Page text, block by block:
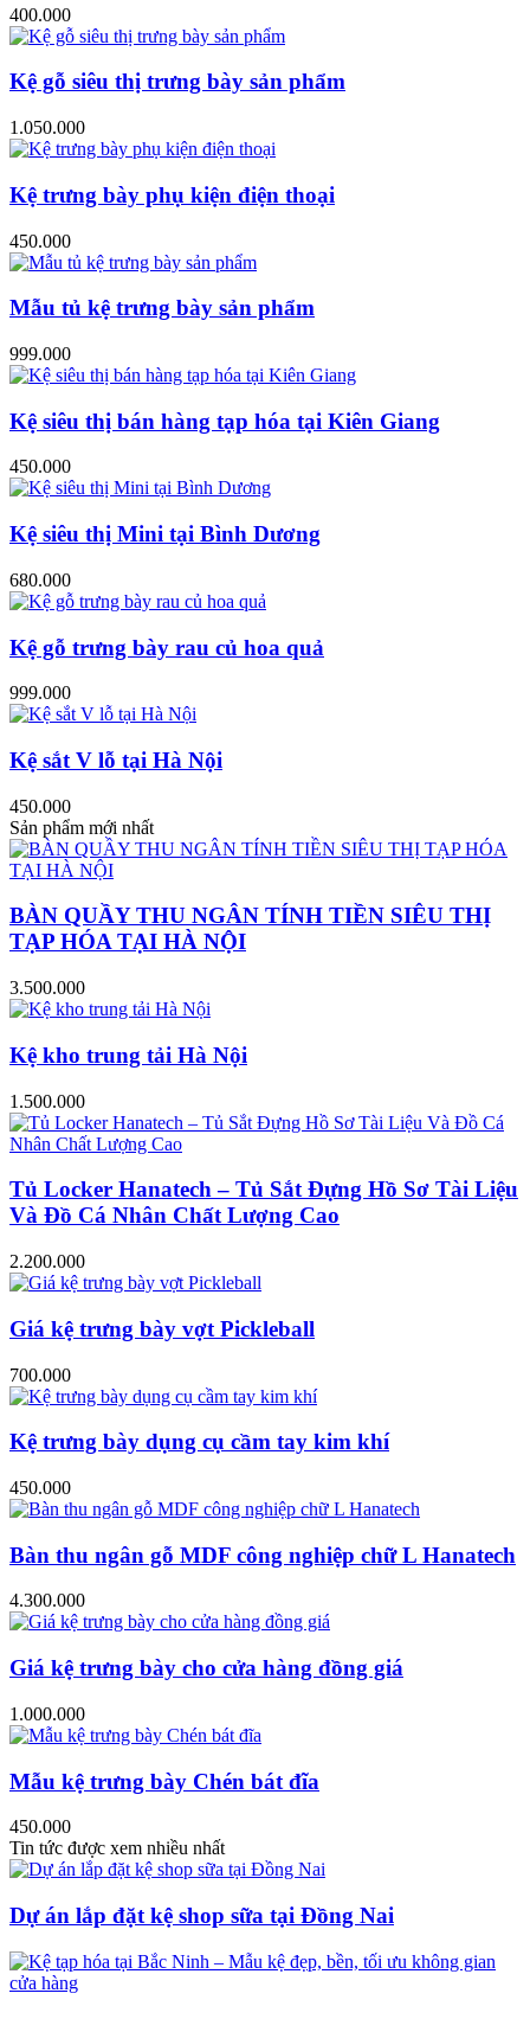
400.000
Kệ gỗ siêu thị trưng bày sản phẩm
1.050.000
Kệ trưng bày phụ kiện điện thoại
450.000
Mẫu tủ kệ trưng bày sản phẩm
999.000
Kệ siêu thị bán hàng tạp hóa tại Kiên Giang
450.000
Kệ siêu thị Mini tại Bình Dương
680.000
Kệ gỗ trưng bày rau củ hoa quả
999.000
Kệ sắt V lỗ tại Hà Nội
450.000
Sản phẩm mới nhất
BÀN QUẦY THU NGÂN TÍNH TIỀN SIÊU THỊ
TẠP HÓA TẠI HÀ NỘI
3.500.000
Kệ kho trung tải Hà Nội
1.500.000
Tủ Locker Hanatech – Tủ Sắt Đựng Hồ Sơ Tài Liệu
Và Đồ Cá Nhân Chất Lượng Cao
2.200.000
Giá kệ trưng bày vợt Pickleball
700.000
Kệ trưng bày dụng cụ cầm tay kim khí
450.000
Bàn thu ngân gỗ MDF công nghiệp chữ L Hanatech
4.300.000
Giá kệ trưng bày cho cửa hàng đồng giá
1.000.000
Mẫu kệ trưng bày Chén bát đĩa
450.000
Tin tức được xem nhiều nhất
Dự án lắp đặt kệ shop sữa tại Đồng Nai